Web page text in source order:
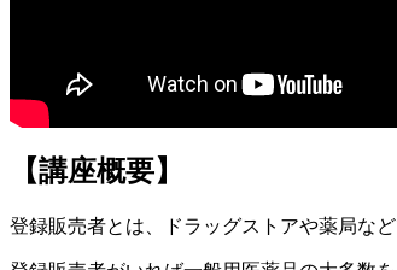
【講座概要】
登録販売者とは、ドラッグストアや薬局な